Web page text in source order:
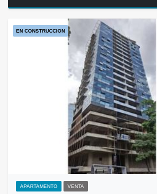
EN CONSTRUCCION
APARTAMENTO VENTA